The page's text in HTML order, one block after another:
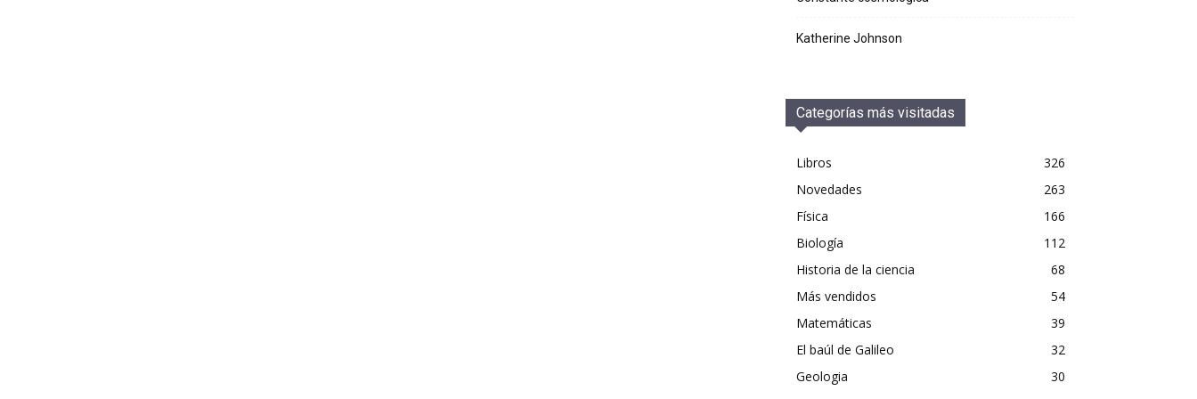
Katherine Johnson
Categorías más visitadas
Libros
326
Novedades
263
Física
166
Biología
112
Historia de la ciencia
68
Más vendidos
54
Matemáticas
39
El baúl de Galileo
32
Geologia
30